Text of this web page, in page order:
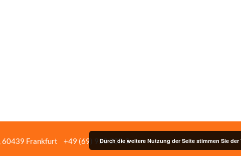
60439 Frankfurt +49 (69) 958 037‑0Bildnachweise Impressum/
Durch die weitere Nutzung der Seite stimmen Sie